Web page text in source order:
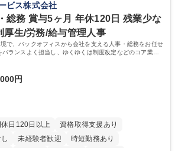
ビス株式会社
総務 賞与5ヶ月 年休120日 残業少な
厚生/労務/給与管理人事
で、バックオフィスから会社を支える人事・総務をお任せ
ランスよく担当し、ゆくゆくは制度改定などのコア業務
環境です。
円
休日120日以上
資格取得支援あり
未経験者歓迎
時短勤務あり